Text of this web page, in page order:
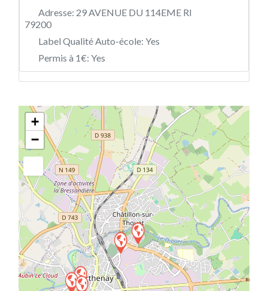
Adresse: 29 AVENUE DU 114EME RI
79200
Label Qualité Auto-école: Yes
Permis à 1€: Yes
+
−